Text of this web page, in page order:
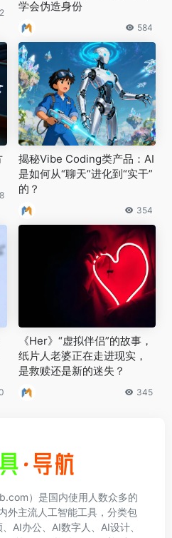
学会伪造身份
584
揭秘Vibe Coding类产品：AI
是如何从“聊天”进化到“实干”
的？
354
《Her》“虚拟伴侣”的故事，
纸片人老婆正在走进现实，
是救赎还是新的迷失？
345
）是国内使用人数众多的
外主流人工智能工具，分类包
AI办公、AI数字人、AI设计、